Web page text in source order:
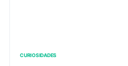
CURIOSIDADES